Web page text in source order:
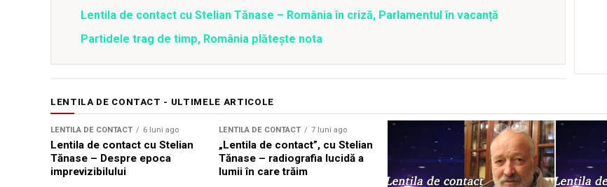
Lentila de contact cu Stelian Tănase – România în criză, Parlamentul în vacanță
Partidele trag de timp, România plătește nota
LENTILA DE CONTACT - ULTIMELE ARTICOLE
LENTILA DE CONTACT 6 luni ago
Lentila de contact cu Stelian
Tănase – Despre epoca
imprevizibilului
LENTILA DE CONTACT 7 luni ago
„Lentila de contact”, cu Stelian
Tănase – radiografia lucidă a
lumii în care trăim